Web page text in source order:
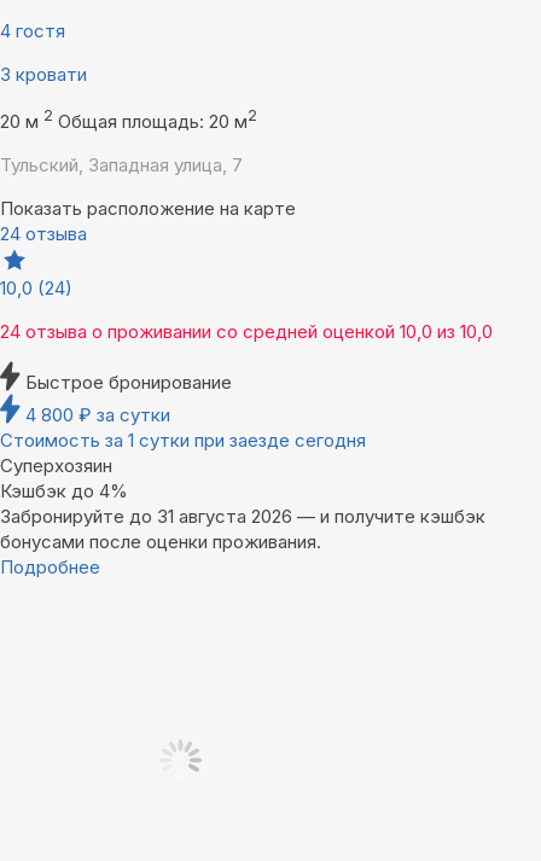
4 гостя
3 кровати
20 м 2 Общая площадь: 20 м2
Тульский, Западная улица, 7
Показать расположение на карте
24 отзыва
10,0 (24)
24 отзыва о проживании со средней оценкой 10,0 из 10,0
Быстрое бронирование
4 800 ₽ за сутки
Стоимость за 1 сутки при заезде сегодня
Суперхозяин
Кэшбэк до 4%
Забронируйте до 31 августа 2026 — и получите кэшбэк
бонусами после оценки проживания.
Подробнее